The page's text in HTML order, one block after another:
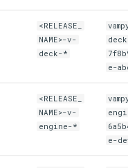
<RELEASE_
NAME>-v-
deck-*
e-
<RELEASE_
NAME>-v-
engine-*
e-